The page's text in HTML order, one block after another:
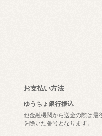
お支払い方法
ゆうちょ銀行振込
他金融機関から送金の際は最
を除いた番号となります。